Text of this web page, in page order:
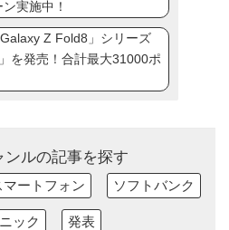
実施中！
Z Fold8」シリーズ
を発売！合計最大31000ポ
ンルの記事を探す
マートフォン ソフトバンク
ック 発表